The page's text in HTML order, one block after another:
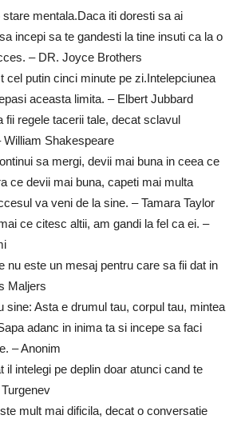
mentala.Daca iti doresti sa ai
incepi sa te gandesti la tine insuti ca la o
– DR. Joyce Brothers
cel putin cinci minute pe zi.Intelepciunea
aceasta limita. – Elbert Jubbard
fii regele tacerii tale, decat sclavul
William Shakespeare
sa mergi, devii mai buna in ceea ce
ce devii mai buna, capeti mai multa
va veni de la sine. – Tamara Taylor
ce citesc altii, am gandi la fel ca ei. –
nu este un mesaj pentru care sa fii dat in
Maljers
sine: Asta e drumul tau, corpul tau, mintea
adanc in inima ta si incepe sa faci
– Anonim
il intelegi pe deplin doar atunci cand te
mult mai dificila, decat o conversatie